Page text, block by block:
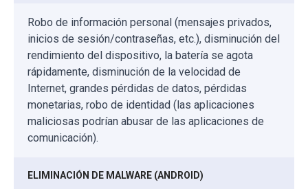
Robo de información personal (mensajes privados,
inicios de sesión/contraseñas, etc.), disminución del
rendimiento del dispositivo, la batería se agota
rápidamente, disminución de la velocidad de
Internet, grandes pérdidas de datos, pérdidas
monetarias, robo de identidad (las aplicaciones
maliciosas podrían abusar de las aplicaciones de
comunicación).
ELIMINACIÓN DE MALWARE (ANDROID)